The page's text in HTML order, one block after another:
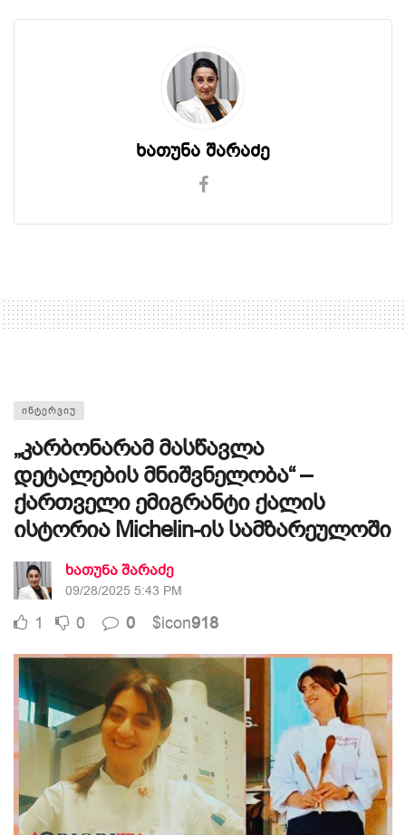
ხათუნა შარაძე
ᲘᲜᲢᲔᲠᲕᲘᲣ
„კარბონარამ მასწავლა
დეტალების მნიშვნელობა“ –
ქართველი ემიგრანტი ქალის
ისტორია Michelin-ის სამზარეულოში
ხათუნა შარაძე
09/28/2025 5:43 PM
1 0 0 $icon918